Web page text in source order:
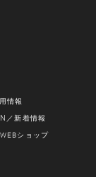
情報
／新着情報
WEBショップ